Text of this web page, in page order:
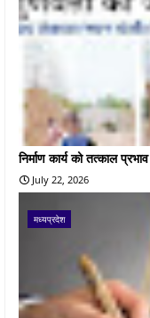
निर्माण कार्य को तत्काल
July 22, 2026
मध्यप्रदेश